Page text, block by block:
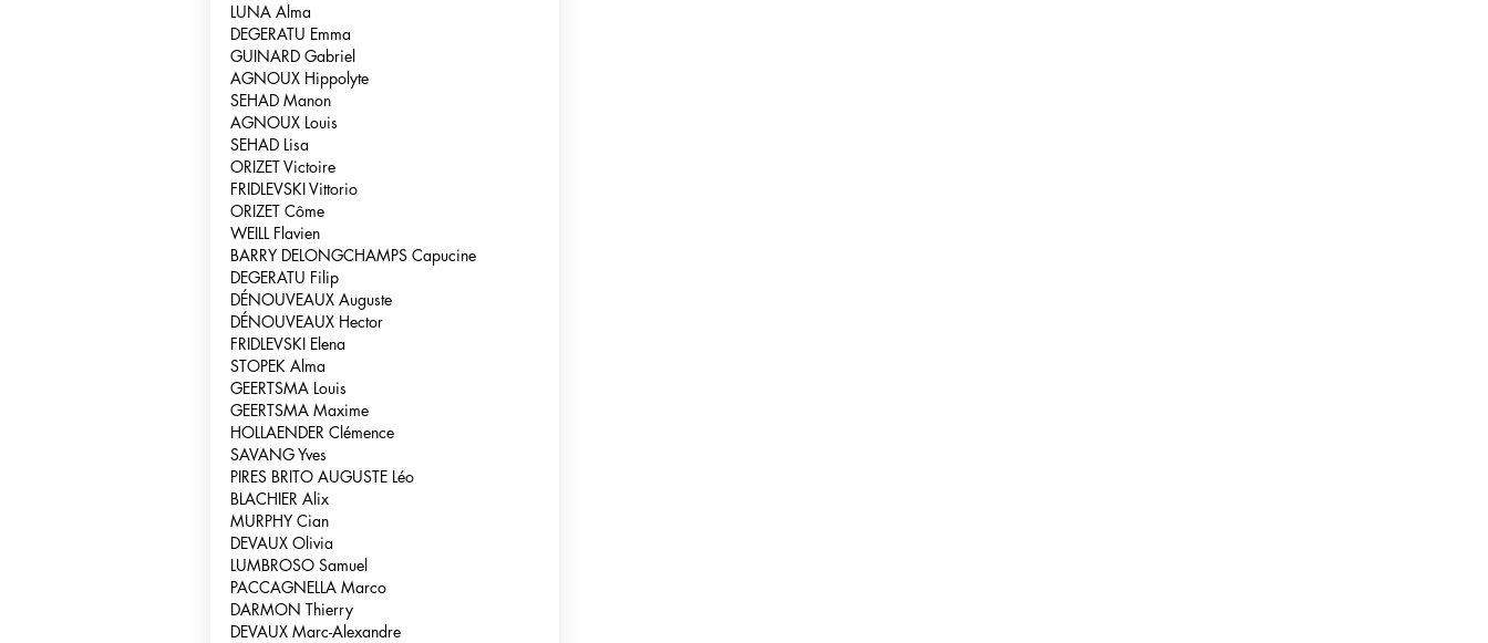
LUNA Alma
DEGERATU Emma
GUINARD Gabriel
AGNOUX Hippolyte
SEHAD Manon
AGNOUX Louis
SEHAD Lisa
ORIZET Victoire
FRIDLEVSKI Vittorio
ORIZET Côme
WEILL Flavien
BARRY DELONGCHAMPS Capucine
DEGERATU Filip
DÉNOUVEAUX Auguste
DÉNOUVEAUX Hector
FRIDLEVSKI Elena
STOPEK Alma
GEERTSMA Louis
GEERTSMA Maxime
HOLLAENDER Clémence
SAVANG Yves
PIRES BRITO AUGUSTE Léo
BLACHIER Alix
MURPHY Cian
DEVAUX Olivia
LUMBROSO Samuel
PACCAGNELLA Marco
DARMON Thierry
DEVAUX Marc-Alexandre